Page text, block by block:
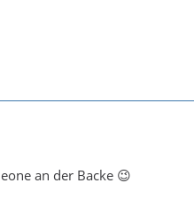
an der Backe 😉